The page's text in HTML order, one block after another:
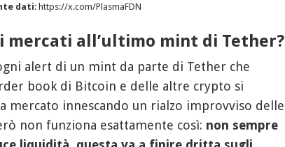
dati: https://x.com/PlasmaFDN
mercati all’ultimo mint di Tether?
alert di un mint da parte di Tether che
book di Bitcoin e delle altre crypto si
mercato innescando un rialzo improvviso delle
non funziona esattamente così: non sempre